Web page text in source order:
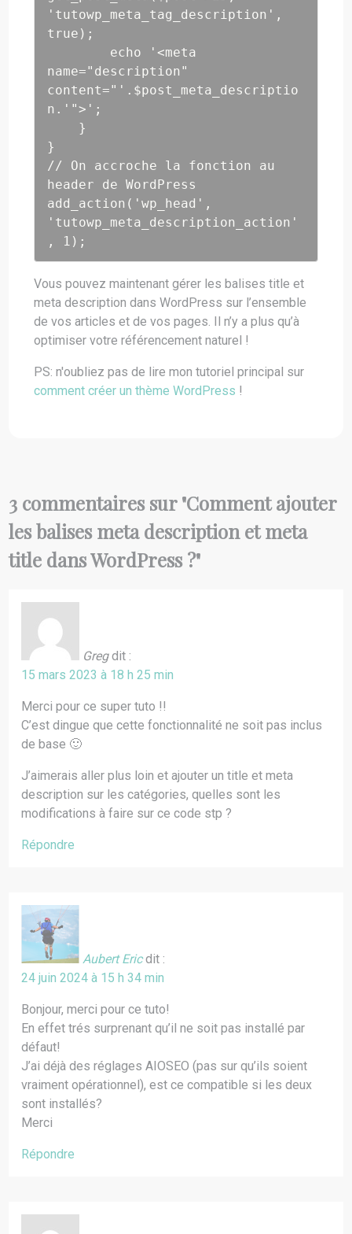
'tutowp_meta_tag_description',
true);
name="description"
content="'.$post_meta_descriptio
n.'">';
}
// On accroche la fonction au
header de WordPress
add_action('wp_head',
'tutowp_meta_description_action'
, 1);
Vous pouvez maintenant gérer les balises title et
meta description dans WordPress sur l’ensemble
de vos articles et de vos pages. Il n’y a plus qu’à
optimiser votre référencement naturel !
PS: n'oubliez pas de lire mon tutoriel principal sur
comment créer un thème WordPress !
3 commentaires sur "Comment ajouter
les balises meta description et meta
title dans WordPress ?"
Greg dit :
15 mars 2023 à 18 h 25 min
Merci pour ce super tuto !!
C’est dingue que cette fonctionnalité ne soit pas inclus
de base 🙂
J’aimerais aller plus loin et ajouter un title et meta
description sur les catégories, quelles sont les
modifications à faire sur ce code stp ?
Répondre
Aubert Eric dit :
24 juin 2024 à 15 h 34 min
Bonjour, merci pour ce tuto!
En effet trés surprenant qu’il ne soit pas installé par
défaut!
J’ai déjà des réglages AIOSEO (pas sur qu’ils soient
vraiment opérationnel), est ce compatible si les deux
sont installés?
Merci
Répondre